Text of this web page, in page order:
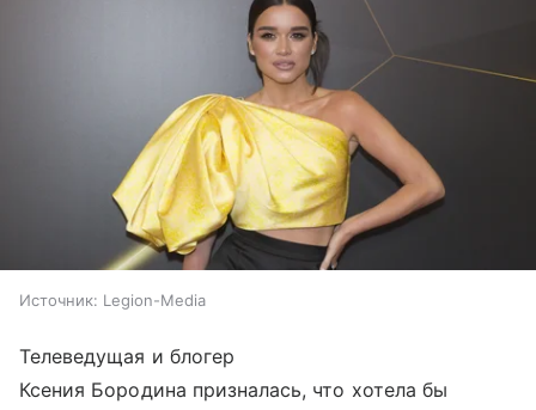
Источник: Legion-Media
Телеведущая и блогер
Ксения Бородина призналась, что хотела бы